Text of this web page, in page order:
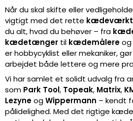
Når du skal skifte eller
vigtigt med det rette
du alt, hvad du behøver – fra
kædetænger til kædemålereog
er hobbycyklist eller mekaniker,
arbejdet både lettere og mere
Vi har samlet et solidt udvalg fra
som Park Tool, Topeak, Matrix,
LezyneogWippermann – kendt
pålidelighed. Med det rigtige